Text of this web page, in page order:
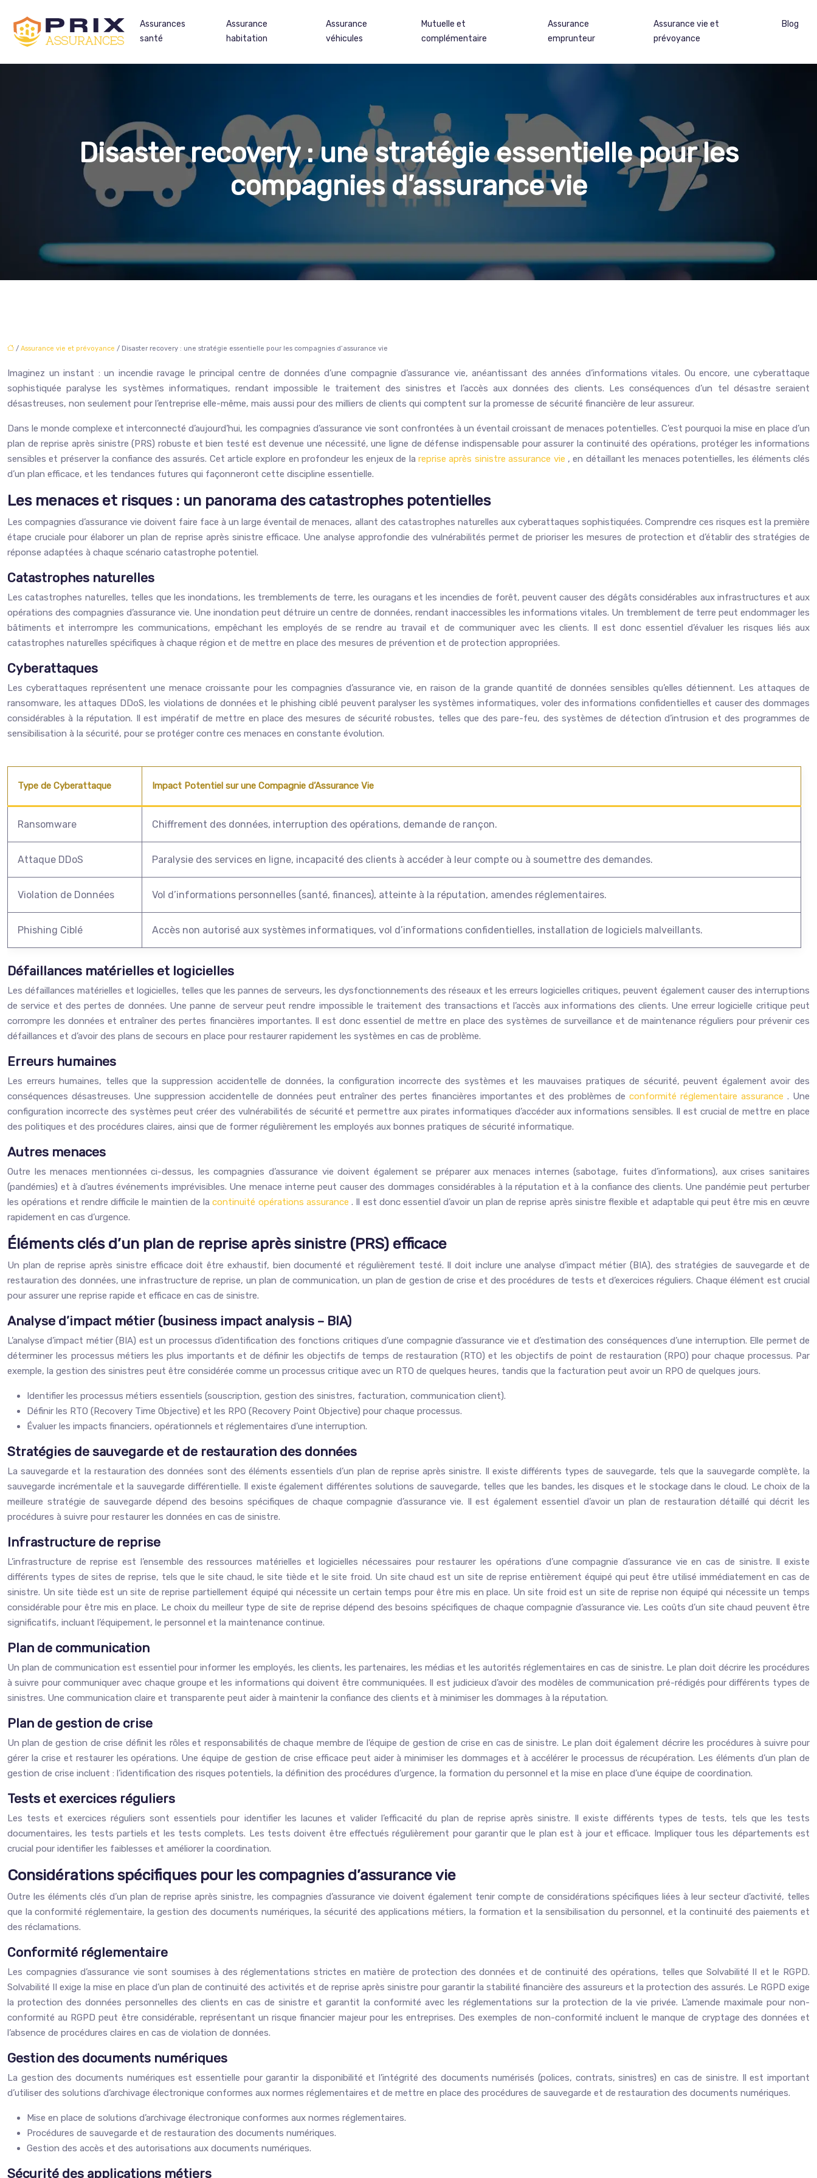
Assurances
santé
Assurance
habitation
Assurance
véhicules
Mutuelle et
complémentaire
Assurance
emprunteur
Assurance vie et
prévoyance
Blog
Disaster recovery : une stratégie essentielle pour les
compagnies d’assurance vie
/ Assurance vie et prévoyance / Disaster recovery : une stratégie essentielle pour les compagnies d’assurance vie
Imaginez un instant : un incendie ravage le principal centre de données d’une compagnie d’assurance vie, anéantissant des années d’informations vitales. Ou encore, une cyberattaque
sophistiquée paralyse les systèmes informatiques, rendant impossible le traitement des sinistres et l’accès aux données des clients. Les conséquences d’un tel désastre seraient
désastreuses, non seulement pour l’entreprise elle-même, mais aussi pour des milliers de clients qui comptent sur la promesse de sécurité financière de leur assureur.
Dans le monde complexe et interconnecté d’aujourd’hui, les compagnies d’assurance vie sont confrontées à un éventail croissant de menaces potentielles. C’est pourquoi la mise en place d’un
plan de reprise après sinistre (PRS) robuste et bien testé est devenue une nécessité, une ligne de défense indispensable pour assurer la continuité des opérations, protéger les informations
sensibles et préserver la confiance des assurés. Cet article explore en profondeur les enjeux de lareprise après sinistre assurance vie , en détaillant les menaces potentielles, les éléments clés
d’un plan efficace, et les tendances futures qui façonneront cette discipline essentielle.
Les menaces et risques : un panorama des catastrophes potentielles
Les compagnies d’assurance vie doivent faire face à un large éventail de menaces, allant des catastrophes naturelles aux cyberattaques sophistiquées. Comprendre ces risques est la première
étape cruciale pour élaborer un plan de reprise après sinistre efficace. Une analyse approfondie des vulnérabilités permet de prioriser les mesures de protection et d’établir des stratégies de
réponse adaptées à chaque scénario catastrophe potentiel.
Catastrophes naturelles
Les catastrophes naturelles, telles que les inondations, les tremblements de terre, les ouragans et les incendies de forêt, peuvent causer des dégâts considérables aux infrastructures et aux
opérations des compagnies d’assurance vie. Une inondation peut détruire un centre de données, rendant inaccessibles les informations vitales. Un tremblement de terre peut endommager les
bâtiments et interrompre les communications, empêchant les employés de se rendre au travail et de communiquer avec les clients. Il est donc essentiel d’évaluer les risques liés aux
catastrophes naturelles spécifiques à chaque région et de mettre en place des mesures de prévention et de protection appropriées.
Cyberattaques
Les cyberattaques représentent une menace croissante pour les compagnies d’assurance vie, en raison de la grande quantité de données sensibles qu’elles détiennent. Les attaques de
ransomware, les attaques DDoS, les violations de données et le phishing ciblé peuvent paralyser les systèmes informatiques, voler des informations confidentielles et causer des dommages
considérables à la réputation. Il est impératif de mettre en place des mesures de sécurité robustes, telles que des pare-feu, des systèmes de détection d’intrusion et des programmes de
sensibilisation à la sécurité, pour se protéger contre ces menaces en constante évolution.
Type de Cyberattaque Impact Potentiel sur une Compagnie d’Assurance Vie
Ransomware Chiffrement des données, interruption des opérations, demande de rançon.
Attaque DDoS Paralysie des services en ligne, incapacité des clients à accéder à leur compte ou à soumettre des demandes.
Violation de Données Vol d’informations personnelles (santé, finances), atteinte à la réputation, amendes réglementaires.
Phishing Ciblé Accès non autorisé aux systèmes informatiques, vol d’informations confidentielles, installation de logiciels malveillants.
Défaillances matérielles et logicielles
Les défaillances matérielles et logicielles, telles que les pannes de serveurs, les dysfonctionnements des réseaux et les erreurs logicielles critiques, peuvent également causer des interruptions
de service et des pertes de données. Une panne de serveur peut rendre impossible le traitement des transactions et l’accès aux informations des clients. Une erreur logicielle critique peut
corrompre les données et entraîner des pertes financières importantes. Il est donc essentiel de mettre en place des systèmes de surveillance et de maintenance réguliers pour prévenir ces
défaillances et d’avoir des plans de secours en place pour restaurer rapidement les systèmes en cas de problème.
Erreurs humaines
Les erreurs humaines, telles que la suppression accidentelle de données, la configuration incorrecte des systèmes et les mauvaises pratiques de sécurité, peuvent également avoir des
conséquences désastreuses. Une suppression accidentelle de données peut entraîner des pertes financières importantes et des problèmes de conformité réglementaire assurance . Une
configuration incorrecte des systèmes peut créer des vulnérabilités de sécurité et permettre aux pirates informatiques d’accéder aux informations sensibles. Il est crucial de mettre en place
des politiques et des procédures claires, ainsi que de former régulièrement les employés aux bonnes pratiques de sécurité informatique.
Autres menaces
Outre les menaces mentionnées ci-dessus, les compagnies d’assurance vie doivent également se préparer aux menaces internes (sabotage, fuites d’informations), aux crises sanitaires
(pandémies) et à d’autres événements imprévisibles. Une menace interne peut causer des dommages considérables à la réputation et à la confiance des clients. Une pandémie peut perturber
les opérations et rendre difficile le maintien de lacontinuité opérations assurance . Il est donc essentiel d’avoir un plan de reprise après sinistre flexible et adaptable qui peut être mis en œuvre
rapidement en cas d’urgence.
Éléments clés d’un plan de reprise après sinistre (PRS) efficace
Un plan de reprise après sinistre efficace doit être exhaustif, bien documenté et régulièrement testé. Il doit inclure une analyse d’impact métier (BIA), des stratégies de sauvegarde et de
restauration des données, une infrastructure de reprise, un plan de communication, un plan de gestion de crise et des procédures de tests et d’exercices réguliers. Chaque élément est crucial
pour assurer une reprise rapide et efficace en cas de sinistre.
Analyse d’impact métier (business impact analysis – BIA)
L’analyse d’impact métier (BIA) est un processus d’identification des fonctions critiques d’une compagnie d’assurance vie et d’estimation des conséquences d’une interruption. Elle permet de
déterminer les processus métiers les plus importants et de définir les objectifs de temps de restauration (RTO) et les objectifs de point de restauration (RPO) pour chaque processus. Par
exemple, la gestion des sinistres peut être considérée comme un processus critique avec un RTO de quelques heures, tandis que la facturation peut avoir un RPO de quelques jours.
Identifier les processus métiers essentiels (souscription, gestion des sinistres, facturation, communication client).
Définir les RTO (Recovery Time Objective) et les RPO (Recovery Point Objective) pour chaque processus.
Évaluer les impacts financiers, opérationnels et réglementaires d’une interruption.
Stratégies de sauvegarde et de restauration des données
La sauvegarde et la restauration des données sont des éléments essentiels d’un plan de reprise après sinistre. Il existe différents types de sauvegarde, tels que la sauvegarde complète, la
sauvegarde incrémentale et la sauvegarde différentielle. Il existe également différentes solutions de sauvegarde, telles que les bandes, les disques et le stockage dans le cloud. Le choix de la
meilleure stratégie de sauvegarde dépend des besoins spécifiques de chaque compagnie d’assurance vie. Il est également essentiel d’avoir un plan de restauration détaillé qui décrit les
procédures à suivre pour restaurer les données en cas de sinistre.
Infrastructure de reprise
L’infrastructure de reprise est l’ensemble des ressources matérielles et logicielles nécessaires pour restaurer les opérations d’une compagnie d’assurance vie en cas de sinistre. Il existe
différents types de sites de reprise, tels que le site chaud, le site tiède et le site froid. Un site chaud est un site de reprise entièrement équipé qui peut être utilisé immédiatement en cas de
sinistre. Un site tiède est un site de reprise partiellement équipé qui nécessite un certain temps pour être mis en place. Un site froid est un site de reprise non équipé qui nécessite un temps
considérable pour être mis en place. Le choix du meilleur type de site de reprise dépend des besoins spécifiques de chaque compagnie d’assurance vie. Les coûts d’un site chaud peuvent être
significatifs, incluant l’équipement, le personnel et la maintenance continue.
Plan de communication
Un plan de communication est essentiel pour informer les employés, les clients, les partenaires, les médias et les autorités réglementaires en cas de sinistre. Le plan doit décrire les procédures
à suivre pour communiquer avec chaque groupe et les informations qui doivent être communiquées. Il est judicieux d’avoir des modèles de communication pré-rédigés pour différents types de
sinistres. Une communication claire et transparente peut aider à maintenir la confiance des clients et à minimiser les dommages à la réputation.
Plan de gestion de crise
Un plan de gestion de crise définit les rôles et responsabilités de chaque membre de l’équipe de gestion de crise en cas de sinistre. Le plan doit également décrire les procédures à suivre pour
gérer la crise et restaurer les opérations. Une équipe de gestion de crise efficace peut aider à minimiser les dommages et à accélérer le processus de récupération. Les éléments d’un plan de
gestion de crise incluent : l’identification des risques potentiels, la définition des procédures d’urgence, la formation du personnel et la mise en place d’une équipe de coordination.
Tests et exercices réguliers
Les tests et exercices réguliers sont essentiels pour identifier les lacunes et valider l’efficacité du plan de reprise après sinistre. Il existe différents types de tests, tels que les tests
documentaires, les tests partiels et les tests complets. Les tests doivent être effectués régulièrement pour garantir que le plan est à jour et efficace. Impliquer tous les départements est
crucial pour identifier les faiblesses et améliorer la coordination.
Considérations spécifiques pour les compagnies d’assurance vie
Outre les éléments clés d’un plan de reprise après sinistre, les compagnies d’assurance vie doivent également tenir compte de considérations spécifiques liées à leur secteur d’activité, telles
que la conformité réglementaire, la gestion des documents numériques, la sécurité des applications métiers, la formation et la sensibilisation du personnel, et la continuité des paiements et
des réclamations.
Conformité réglementaire
Les compagnies d’assurance vie sont soumises à des réglementations strictes en matière de protection des données et de continuité des opérations, telles que Solvabilité II et le RGPD.
Solvabilité II exige la mise en place d’un plan de continuité des activités et de reprise après sinistre pour garantir la stabilité financière des assureurs et la protection des assurés. Le RGPD exige
la protection des données personnelles des clients en cas de sinistre et garantit la conformité avec les réglementations sur la protection de la vie privée. L’amende maximale pour non-
conformité au RGPD peut être considérable, représentant un risque financier majeur pour les entreprises. Des exemples de non-conformité incluent le manque de cryptage des données et
l’absence de procédures claires en cas de violation de données.
Gestion des documents numériques
La gestion des documents numériques est essentielle pour garantir la disponibilité et l’intégrité des documents numérisés (polices, contrats, sinistres) en cas de sinistre. Il est important
d’utiliser des solutions d’archivage électronique conformes aux normes réglementaires et de mettre en place des procédures de sauvegarde et de restauration des documents numériques.
Mise en place de solutions d’archivage électronique conformes aux normes réglementaires.
Procédures de sauvegarde et de restauration des documents numériques.
Gestion des accès et des autorisations aux documents numériques.
Sécurité des applications métiers